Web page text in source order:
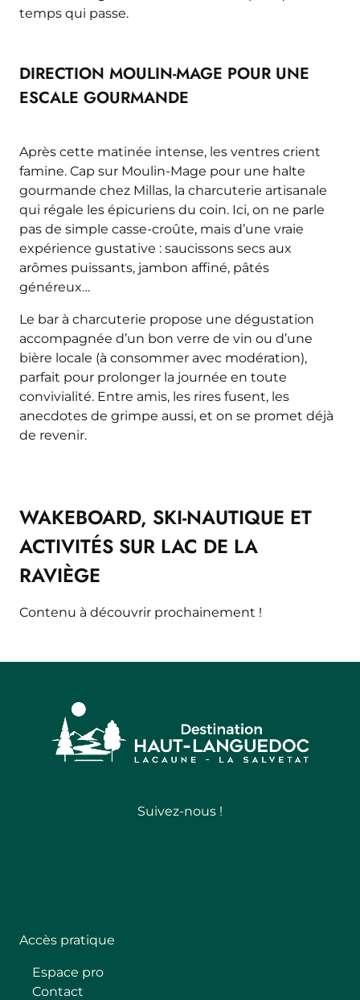
temps qui passe.
DIRECTION MOULIN-MAGE POUR UNE
ESCALE GOURMANDE
Après cette matinée intense, les ventres crient
famine. Cap sur Moulin-Mage pour une halte
gourmande chez Millas, la charcuterie artisanale
qui régale les épicuriens du coin. Ici, on ne parle
pas de simple casse-croûte, mais d’une vraie
expérience gustative : saucissons secs aux
arômes puissants, jambon affiné, pâtés
généreux…
Le bar à charcuterie propose une dégustation
accompagnée d’un bon verre de vin ou d’une
bière locale (à consommer avec modération),
parfait pour prolonger la journée en toute
convivialité. Entre amis, les rires fusent, les
anecdotes de grimpe aussi, et on se promet déjà
de revenir.
WAKEBOARD, SKI-NAUTIQUE ET
ACTIVITÉS SUR LAC DE LA
RAVIÈGE
Contenu à découvrir prochainement !
Suivez-nous !
Accès pratique
Espace pro
Contact